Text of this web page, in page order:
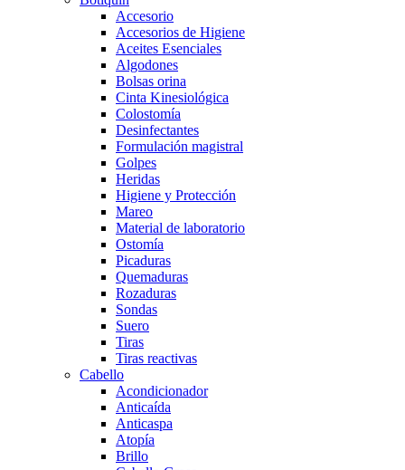
Accesorio
Accesorios de Higiene
Aceites Esenciales
Algodones
Bolsas orina
Cinta Kinesiológica
Colostomía
Desinfectantes
Formulación magistral
Golpes
Heridas
Higiene y Protección
Mareo
Material de laboratorio
Ostomía
Picaduras
Quemaduras
Rozaduras
Sondas
Suero
Tiras
Tiras reactivas
Cabello
Acondicionador
Anticaída
Anticaspa
Atopía
Brillo